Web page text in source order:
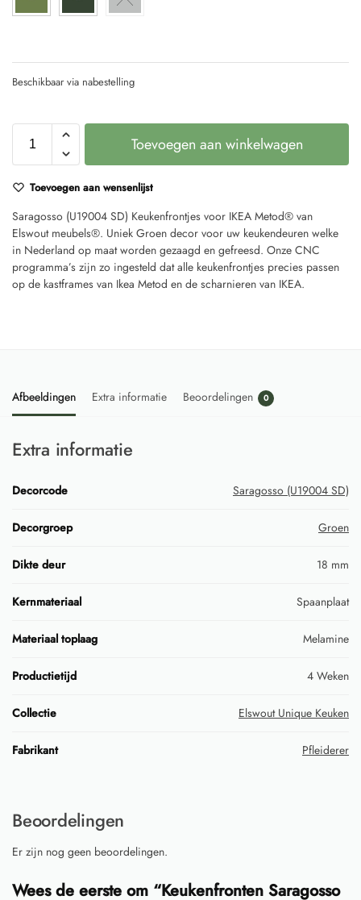
Beschikbaar via nabestelling
Toevoegen aan winkelwagen
Toevoegen aan wensenlijst
Saragosso (U19004 SD) Keukenfrontjes voor IKEA Metod® van
Elswout meubels®. Uniek Groen decor voor uw keukendeuren welke
in Nederland op maat worden gezaagd en gefreesd. Onze CNC
programma’s zijn zo ingesteld dat alle keukenfrontjes precies passen
op de kastframes van Ikea Metod en de scharnieren van IKEA.
Afbeeldingen Extra informatie Beoordelingen 0
Extra informatie
Decorcode Saragosso (U19004 SD)
Decorgroep Groen
Dikte deur 18 mm
Kernmateriaal Spaanplaat
Materiaal toplaag Melamine
Productietijd 4 Weken
Collectie Elswout Unique Keuken
Fabrikant Pfleiderer
Beoordelingen
Er zijn nog geen beoordelingen.
Wees de eerste om “Keukenfronten Saragosso